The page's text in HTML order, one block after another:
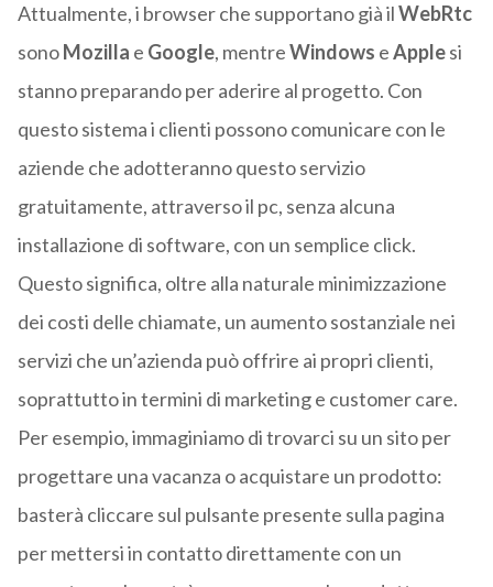
Attualmente, i browser che supportano già ilWebRtc
sonoMozilla e Google, mentreWindows eApplesi
stanno preparando per aderire al progetto. Con
questo sistema i clienti possono comunicare con le
aziende che adotteranno questo servizio
gratuitamente, attraverso il pc, senza alcuna
installazione di software, con un semplice click.
Questo significa, oltre alla naturale minimizzazione
dei costi delle chiamate, un aumento sostanziale nei
servizi che un’azienda può offrire ai propri clienti,
soprattutto in termini di marketing e customer care.
Per esempio, immaginiamo di trovarci su un sito per
progettare una vacanza o acquistare un prodotto:
basterà cliccare sul pulsante presente sulla pagina
per mettersi in contatto direttamente con un